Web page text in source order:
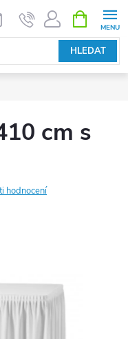
HLEDAT
NÁKUPNÍ
KOŠÍK
cm s
hodnocení